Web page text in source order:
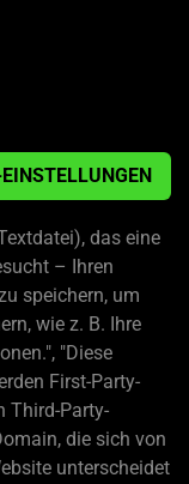
das eine
– Ihren
speichern, um
wie z. B. Ihre
"Diese
First-Party-
Third-Party-
die sich von
unterscheidet